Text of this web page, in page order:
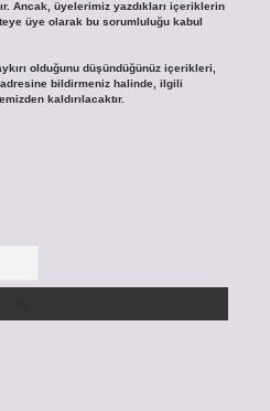
Ancak, üyelerimiz yazdıkları içeriklerin
üye olarak bu sorumluluğu kabul
olduğunu düşündüğünüz içerikleri,
bildirmeniz halinde, ilgili
kaldırılacaktır.